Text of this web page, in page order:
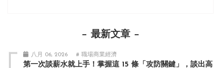
最新文章
八月 06, 2026 # 職場商業經濟
第一次談薪水就上手！掌握這 15 條「攻防關鍵」，談出高